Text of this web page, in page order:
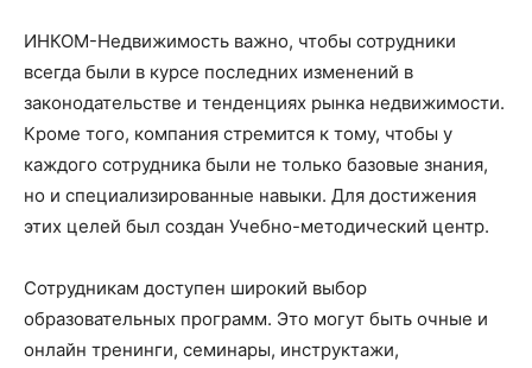
ИНКОМ-Недвижимость важно, чтобы сотрудники
всегда были в курсе последних изменений в
законодательстве и тенденциях рынка недвижимости.
Кроме того, компания стремится к тому, чтобы у
каждого сотрудника были не только базовые знания,
но и специализированные навыки. Для достижения
этих целей был создан Учебно-методический центр.
Сотрудникам доступен широкий выбор
образовательных программ. Это могут быть очные и
онлайн тренинги, семинары, инструктажи,